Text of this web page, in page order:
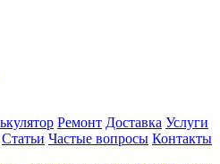
Ремонт Доставка Услуги
Статьи Частые вопросы Контакты